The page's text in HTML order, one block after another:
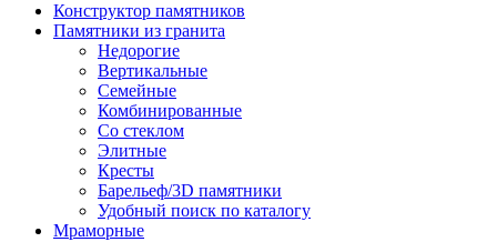
Конструктор памятников
Памятники из гранита
Недорогие
Вертикальные
Семейные
Комбинированные
Со стеклом
Элитные
Кресты
Барельеф/3D памятники
Удобный поиск по каталогу
Мраморные